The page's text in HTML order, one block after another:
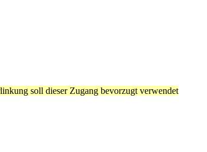
soll dieser Zugang bevorzugt verwendet